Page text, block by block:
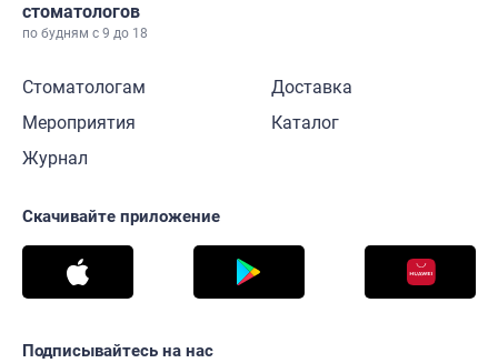
стоматологов
по будням с 9 до 18
Стоматологам
Мероприятия
Журнал
Доставка
Каталог
Скачивайте приложение
Подписывайтесь на нас